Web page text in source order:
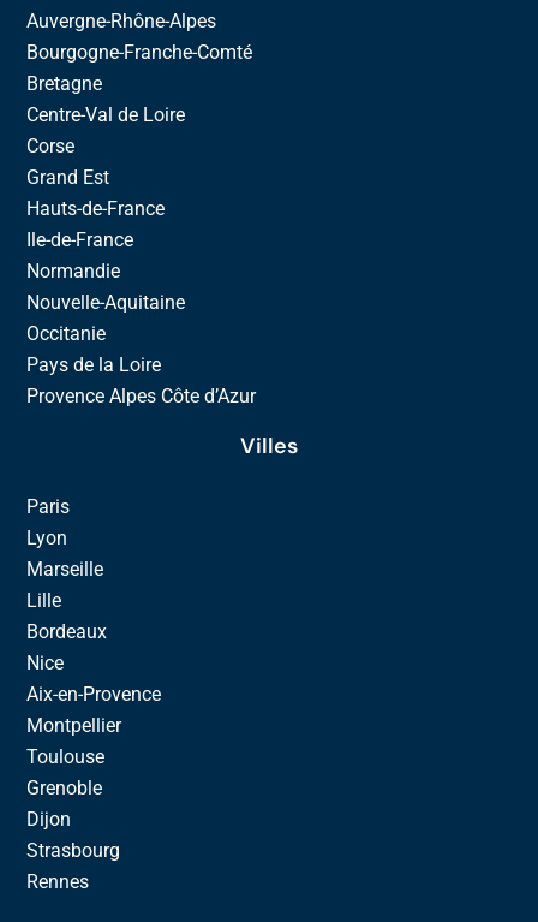
Auvergne-Rhône-Alpes
Bourgogne-Franche-Comté
Bretagne
Centre-Val de Loire
Corse
Grand Est
Hauts-de-France
Ile-de-France
Normandie
Nouvelle-Aquitaine
Occitanie
Pays de la Loire
Provence Alpes Côte d’Azur
Villes
Paris
Lyon
Marseille
Lille
Bordeaux
Nice
Aix-en-Provence
Montpellier
Toulouse
Grenoble
Dijon
Strasbourg
Rennes